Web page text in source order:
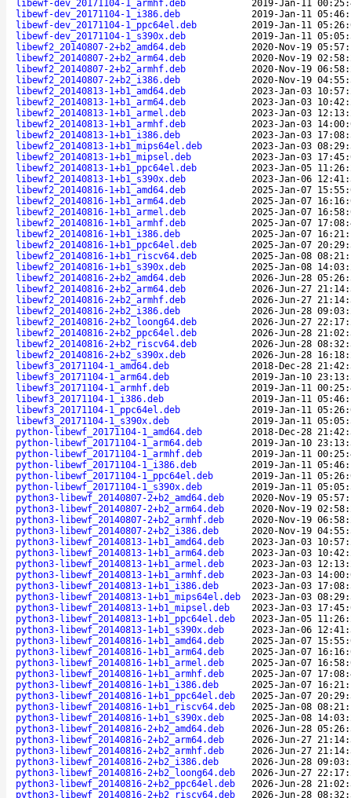
libewf-dev_20171104-1_armhf.deb
2019-Jan-11
libewf-dev_20171104-1_i386.deb
2019-Jan-11
libewf-dev_20171104-1_ppc64el.deb
2019-Jan-11
libewf-dev_20171104-1_s390x.deb
2019-Jan-11
libewf2_20140807-2+b2_amd64.deb
2020-Nov-19
libewf2_20140807-2+b2_arm64.deb
2020-Nov-19
libewf2_20140807-2+b2_armhf.deb
2020-Nov-19
libewf2_20140807-2+b2_i386.deb
2020-Nov-19
libewf2_20140813-1+b1_amd64.deb
2023-Jan-03
libewf2_20140813-1+b1_arm64.deb
2023-Jan-03
libewf2_20140813-1+b1_armel.deb
2023-Jan-03
libewf2_20140813-1+b1_armhf.deb
2023-Jan-03
libewf2_20140813-1+b1_i386.deb
2023-Jan-03
libewf2_20140813-1+b1_mips64el.deb
2023-Jan-03
libewf2_20140813-1+b1_mipsel.deb
2023-Jan-03
libewf2_20140813-1+b1_ppc64el.deb
2023-Jan-05
libewf2_20140813-1+b1_s390x.deb
2023-Jan-06
libewf2_20140816-1+b1_amd64.deb
2025-Jan-07
libewf2_20140816-1+b1_arm64.deb
2025-Jan-07
libewf2_20140816-1+b1_armel.deb
2025-Jan-07
libewf2_20140816-1+b1_armhf.deb
2025-Jan-07
libewf2_20140816-1+b1_i386.deb
2025-Jan-07
libewf2_20140816-1+b1_ppc64el.deb
2025-Jan-07
libewf2_20140816-1+b1_riscv64.deb
2025-Jan-08
libewf2_20140816-1+b1_s390x.deb
2025-Jan-08
libewf2_20140816-2+b2_amd64.deb
2026-Jun-28
libewf2_20140816-2+b2_arm64.deb
2026-Jun-27
libewf2_20140816-2+b2_armhf.deb
2026-Jun-27
libewf2_20140816-2+b2_i386.deb
2026-Jun-28
libewf2_20140816-2+b2_loong64.deb
2026-Jun-27
libewf2_20140816-2+b2_ppc64el.deb
2026-Jun-28
libewf2_20140816-2+b2_riscv64.deb
2026-Jun-28
libewf2_20140816-2+b2_s390x.deb
2026-Jun-28
libewf3_20171104-1_amd64.deb
2018-Dec-28
libewf3_20171104-1_arm64.deb
2019-Jan-10
libewf3_20171104-1_armhf.deb
2019-Jan-11
libewf3_20171104-1_i386.deb
2019-Jan-11
libewf3_20171104-1_ppc64el.deb
2019-Jan-11
libewf3_20171104-1_s390x.deb
2019-Jan-11
python-libewf_20171104-1_amd64.deb
2018-Dec-28
python-libewf_20171104-1_arm64.deb
2019-Jan-10
python-libewf_20171104-1_armhf.deb
2019-Jan-11
python-libewf_20171104-1_i386.deb
2019-Jan-11
python-libewf_20171104-1_ppc64el.deb
2019-Jan-11
python-libewf_20171104-1_s390x.deb
2019-Jan-11
python3-libewf_20140807-2+b2_amd64.deb
2020-Nov-19
python3-libewf_20140807-2+b2_arm64.deb
2020-Nov-19
python3-libewf_20140807-2+b2_armhf.deb
2020-Nov-19
python3-libewf_20140807-2+b2_i386.deb
2020-Nov-19
python3-libewf_20140813-1+b1_amd64.deb
2023-Jan-03
python3-libewf_20140813-1+b1_arm64.deb
2023-Jan-03
python3-libewf_20140813-1+b1_armel.deb
2023-Jan-03
python3-libewf_20140813-1+b1_armhf.deb
2023-Jan-03
python3-libewf_20140813-1+b1_i386.deb
2023-Jan-03
python3-libewf_20140813-1+b1_mips64el.deb
2023-Jan-03
python3-libewf_20140813-1+b1_mipsel.deb
2023-Jan-03
python3-libewf_20140813-1+b1_ppc64el.deb
2023-Jan-05
python3-libewf_20140813-1+b1_s390x.deb
2023-Jan-06
python3-libewf_20140816-1+b1_amd64.deb
2025-Jan-07
python3-libewf_20140816-1+b1_arm64.deb
2025-Jan-07
python3-libewf_20140816-1+b1_armel.deb
2025-Jan-07
python3-libewf_20140816-1+b1_armhf.deb
2025-Jan-07
python3-libewf_20140816-1+b1_i386.deb
2025-Jan-07
python3-libewf_20140816-1+b1_ppc64el.deb
2025-Jan-07
python3-libewf_20140816-1+b1_riscv64.deb
2025-Jan-08
python3-libewf_20140816-1+b1_s390x.deb
2025-Jan-08
python3-libewf_20140816-2+b2_amd64.deb
2026-Jun-28
python3-libewf_20140816-2+b2_arm64.deb
2026-Jun-27
python3-libewf_20140816-2+b2_armhf.deb
2026-Jun-27
python3-libewf_20140816-2+b2_i386.deb
2026-Jun-28
python3-libewf_20140816-2+b2_loong64.deb
2026-Jun-27
python3-libewf_20140816-2+b2_ppc64el.deb
2026-Jun-28
python3-libewf_20140816-2+b2_riscv64.deb
2026-Jun-28